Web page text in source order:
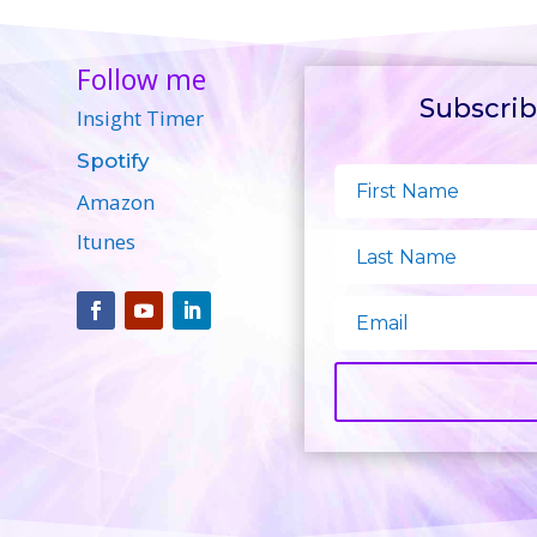
Follow me
Insight Timer
Spotify
Amazon
Itunes
Follow me
Insight Timer
Spotify
Amazon
Itunes